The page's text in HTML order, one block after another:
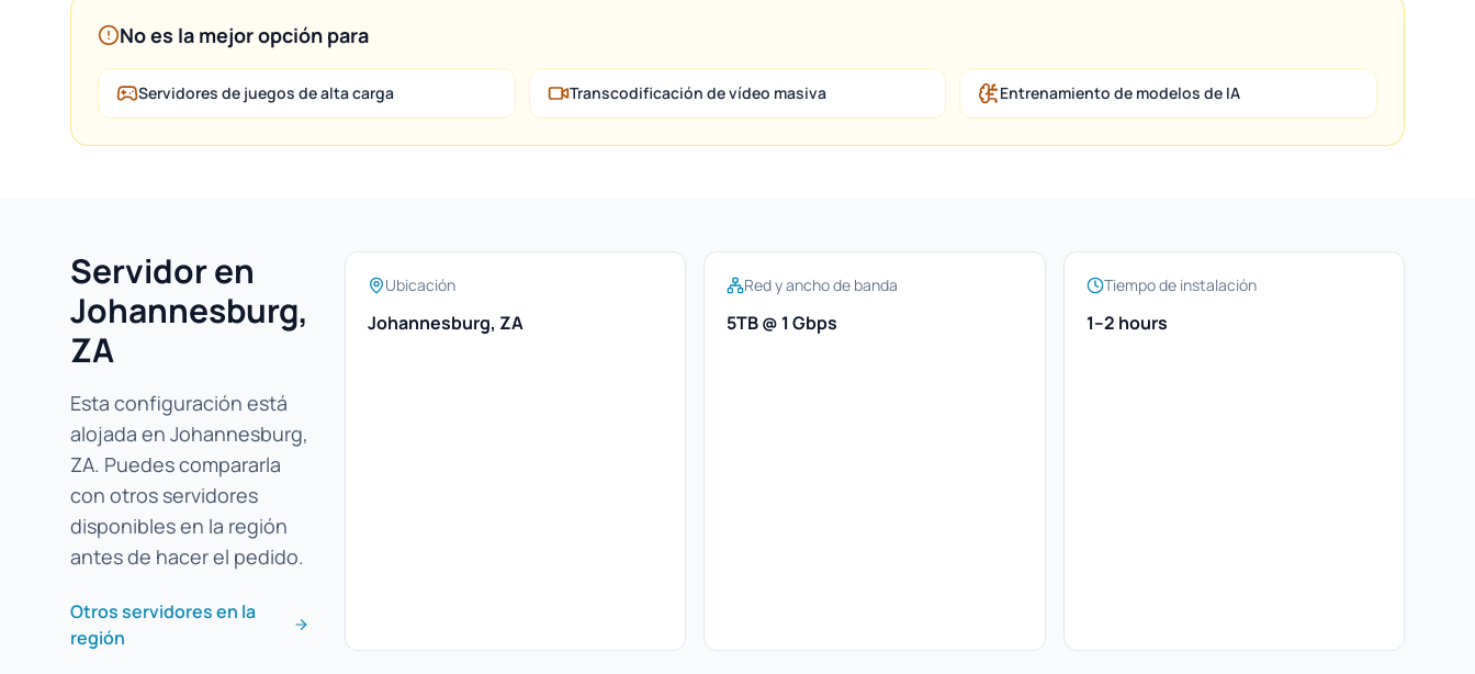
No es la mejor opción para
Servidores de juegos de alta carga Transcodificación de vídeo masiva Entrenamiento de modelos de IA
Servidor en
Johannesburg,
ZA
Esta configuración está
alojada en Johannesburg,
ZA. Puedes compararla
con otros servidores
disponibles en la región
antes de hacer el pedido.
Otros servidores en la
región
Ubicación
Johannesburg, ZA
Red y ancho de banda
5TB @ 1 Gbps
Tiempo de instalación
1–2 hours